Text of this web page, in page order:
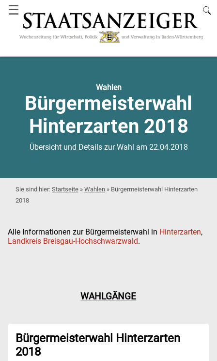
☰
Wahlen
Bürgermeisterwahl
Hinterzarten 2018
Übersicht und Details zur Wahl am 22.04.2018
Startseite » Wahlen » Bürgermeisterwahl Hinterzarten
2018
Alle Informationen zur Bürgermeisterwahl in Hinterzarten,
Landkreis Breisgau-Hochschwarzwald.
WAHLGÄNGE
Bürgermeisterwahl Hinterzarten
2018